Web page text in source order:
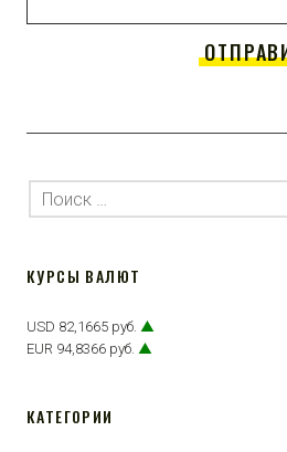
КУРСЫ ВАЛЮТ
USD 82,1665 руб. ▲
EUR 94,8366 руб. ▲
КАТЕГОРИИ